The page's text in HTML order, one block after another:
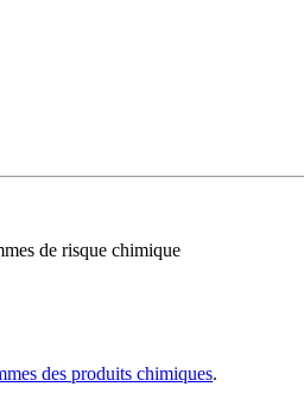
de risque chimique
des produits chimiques.